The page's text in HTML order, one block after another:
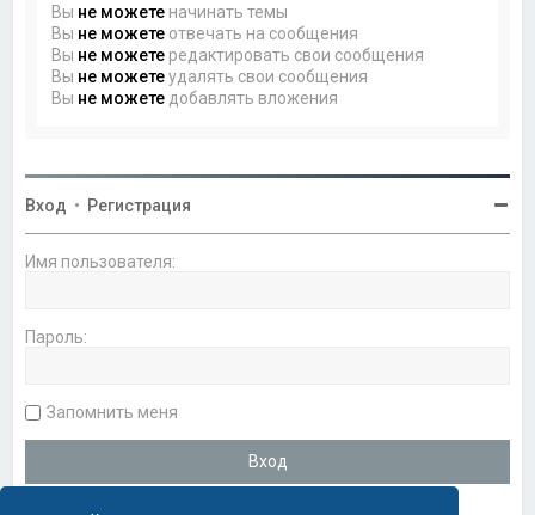
Вы не можете начинать темы
Вы не можете отвечать на сообщения
Вы не можете редактировать свои сообщения
Вы не можетеудалять свои сообщения
Вы не можете добавлять вложения
Вход • Регистрация
Имя пользователя:
Пароль:
Запомнить меня